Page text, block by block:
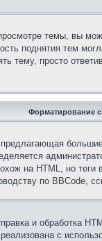
темы, вы
поднятия тем
тему, просто
Форматирование
на HTML, но
по BBCode,
и обработка
с